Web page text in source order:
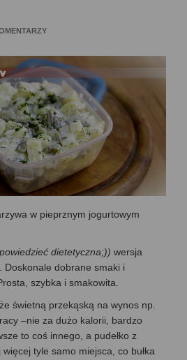
w pieprznym jogurtowym
dietetyczna;)) wersja
Doskonale dobrane smaki i
szybka i smakowita.
świetną przekąską na wynos np.
–nie za dużo kalorii, bardzo
to coś innego, a pudełko z
więcej tyle samo miejsca, co bułka